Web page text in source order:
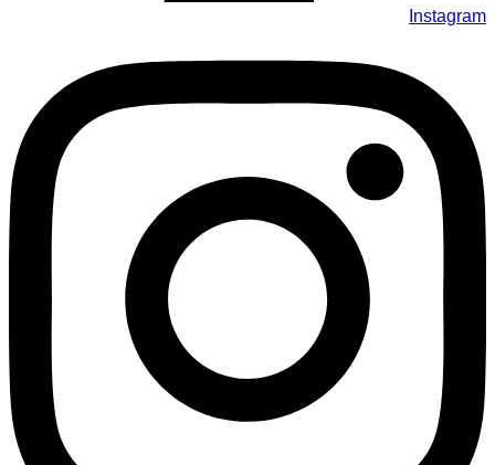
Instagram